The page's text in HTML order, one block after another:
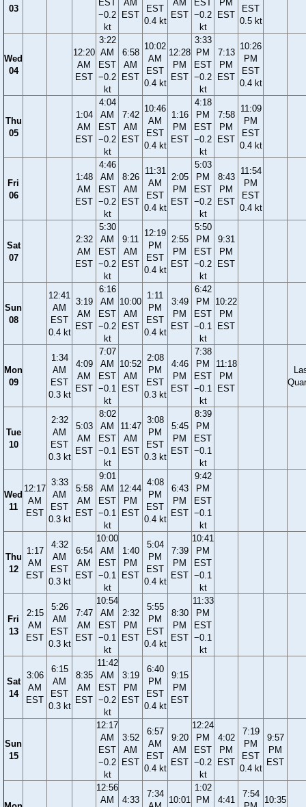
03
EST
−0.2
kt
AM
EST
EST
0.4 kt
AM
EST
EST
−0.2
kt
PM
EST
EST
0.5 kt
Wed
04
12:20
AM
EST
3:22
AM
EST
−0.2
kt
6:58
AM
EST
10:02
AM
EST
0.4 kt
12:28
PM
EST
3:33
PM
EST
−0.2
kt
7:13
PM
EST
10:26
PM
EST
0.4 kt
Thu
05
1:04
AM
EST
4:04
AM
EST
−0.2
kt
7:42
AM
EST
10:46
AM
EST
0.4 kt
1:16
PM
EST
4:18
PM
EST
−0.2
kt
7:58
PM
EST
11:09
PM
EST
0.4 kt
Fri
06
1:48
AM
EST
4:46
AM
EST
−0.2
kt
8:26
AM
EST
11:31
AM
EST
0.4 kt
2:05
PM
EST
5:03
PM
EST
−0.2
kt
8:43
PM
EST
11:54
PM
EST
0.4 kt
Sat
07
2:32
AM
EST
5:30
AM
EST
−0.2
kt
9:11
AM
EST
12:19
PM
EST
0.4 kt
2:55
PM
EST
5:50
PM
EST
−0.2
kt
9:31
PM
EST
Sun
08
12:41
AM
EST
0.4 kt
3:19
AM
EST
6:16
AM
EST
−0.2
kt
10:00
AM
EST
1:11
PM
EST
0.4 kt
3:49
PM
EST
6:42
PM
EST
−0.1
kt
10:22
PM
EST
Mon
09
1:34
AM
EST
0.3 kt
4:09
AM
EST
7:07
AM
EST
−0.1
kt
10:52
AM
EST
2:08
PM
EST
0.3 kt
4:46
PM
EST
7:38
PM
EST
−0.1
kt
11:18
PM
EST
Tue
10
2:32
AM
EST
0.3 kt
5:03
AM
EST
8:02
AM
EST
−0.1
kt
11:47
AM
EST
3:08
PM
EST
0.3 kt
5:45
PM
EST
8:39
PM
EST
−0.1
kt
Wed
11
12:17
AM
EST
3:33
AM
EST
0.3 kt
5:58
AM
EST
9:01
AM
EST
−0.1
kt
12:44
PM
EST
4:08
PM
EST
0.4 kt
6:43
PM
EST
9:42
PM
EST
−0.1
kt
Thu
12
1:17
AM
EST
4:32
AM
EST
0.3 kt
6:54
AM
EST
10:00
AM
EST
−0.1
kt
1:40
PM
EST
5:04
PM
EST
0.4 kt
7:39
PM
EST
10:41
PM
EST
−0.1
kt
Fri
13
2:15
AM
EST
5:26
AM
EST
0.3 kt
7:47
AM
EST
10:54
AM
EST
−0.1
kt
2:32
PM
EST
5:55
PM
EST
0.4 kt
8:30
PM
EST
11:33
PM
EST
−0.1
kt
Sat
14
3:06
AM
EST
6:15
AM
EST
0.3 kt
8:35
AM
EST
11:42
AM
EST
−0.2
kt
3:19
PM
EST
6:40
PM
EST
0.4 kt
9:15
PM
EST
Sun
15
12:17
AM
EST
−0.2
kt
3:52
AM
EST
6:57
AM
EST
0.4 kt
9:20
AM
EST
12:24
PM
EST
−0.2
kt
4:02
PM
EST
7:19
PM
EST
0.4 kt
9:57
PM
EST
12:56
AM
4:33
7:34
10:01
1:02
PM
4:41
7:54
10:35